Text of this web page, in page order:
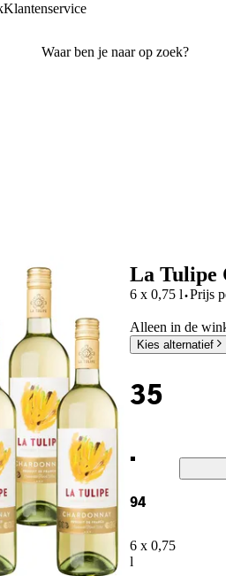
Klantenservice
La Tulipe
6 x 0,75 l·Prijs
Alleen in de
Kies alternatief
35
.
94
6 x 0,75
l